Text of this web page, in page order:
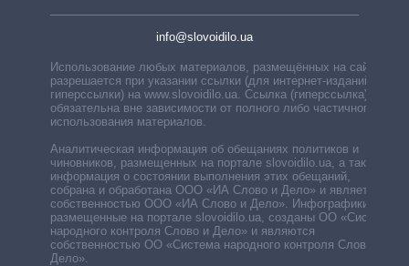
info@slovoidilo.ua
Использование любых материалов, размещённых на сайте,
разрешается при указании ссылки (для интернет-изданий —
гиперссылки) на www.slovoidilo.ua. Ссылка (гиперссылка)
обязательна вне зависимости от полного либо частичного
использования материалов.
Аналитическая информация об обещаниях политиков и
чиновников, размещенных на портале slovoidilo.ua, а также
информация о состоянии выполнения этих обещаний,
собрана и обработана ООО «ИА Слово и Дело» и является
собственностью ООО «ИА Слово и Дело». Инфографики,
размещенные на портале slovoidilo.ua, созданы ОО «Система
народного контроля Слово и Дело» и являются
собственностью ОО «Система народного контроля Слово и
Дело».